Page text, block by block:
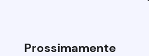
Prossimamente